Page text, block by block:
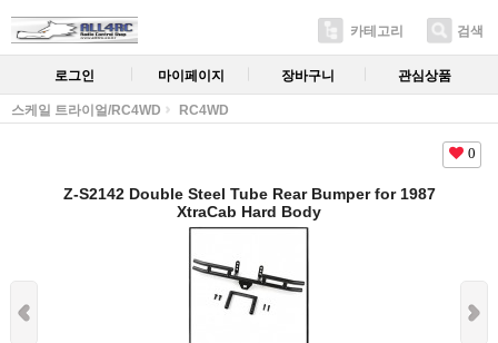
카테고리 검색
로그인 마이페이지 장바구니 관심상품
스케일 트라이얼/RC4WD RC4WD
0
Z-S2142 Double Steel Tube Rear Bumper for 1987
XtraCab Hard Body